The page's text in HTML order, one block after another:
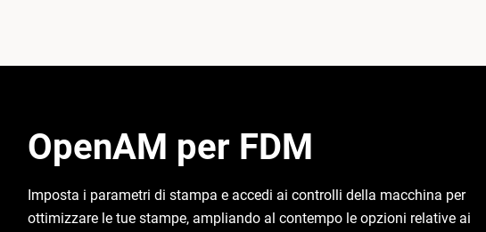
OpenAM per FDM
Imposta i parametri di stampa e accedi ai controlli della macchina per
ottimizzare le tue stampe, ampliando al contempo le opzioni relative ai